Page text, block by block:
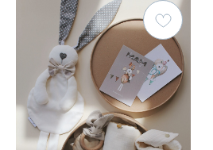
© 2021 ЛавлиМАМ
Разработка сайта
*Meta признана экстремистской организацией и запрещена
на территории России